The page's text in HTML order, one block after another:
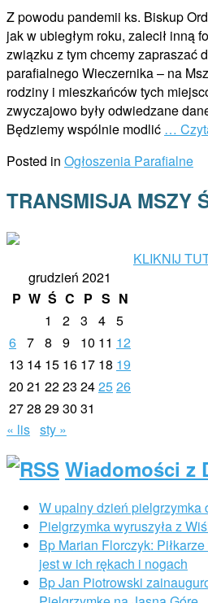
Z powodu pandemii ks. Biskup
jak w ubiegłym roku, zalecił inną
związku z tym chcemy zapraszać
parafialnego Wieczernika – na
rodziny i mieszkańców tych
zwyczajowo były odwiedzane
Będziemy wspólnie modlić …
Posted in Ogłoszenia Parafialne
TRANSMISJA MSZY
KLIKNIJ
grudzień 2021
P W Ś C P S N
1
2 3 4 5
6 7 8 9 10 11 12
13 14 15 16 17 18 19
20 21 2223 242526
2728 2930 31
« lis sty »
Wiadomości z
W upalny dzień pielgrzymka
Pielgrzymka wyruszyła z
Bp Marian Florczyk:
jest w ich rękach i nogach
Bp Jan Piotrowski